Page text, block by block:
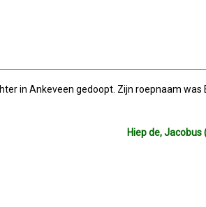
in Ankeveen gedoopt. Zijn roepnaam was
Hiep de, Jacobus